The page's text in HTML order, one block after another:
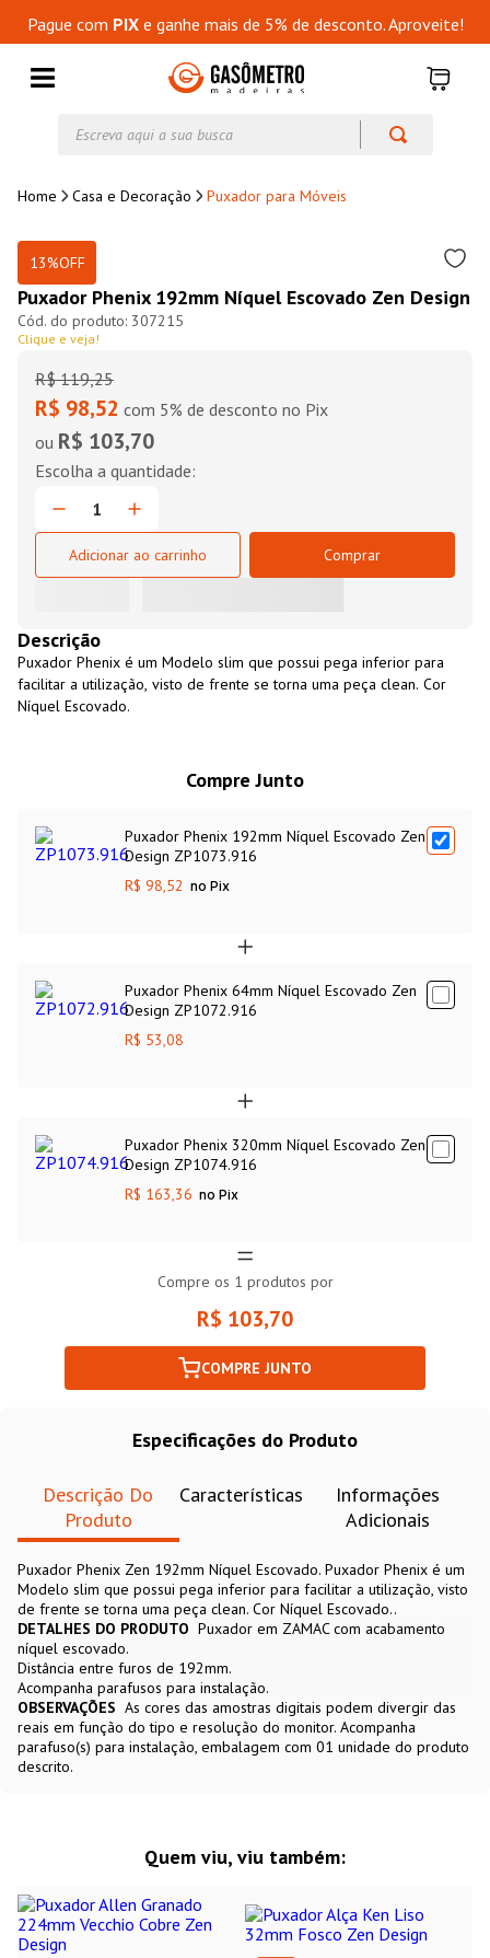
Pague com PIXe ganhe mais de 5% de desconto. Aproveite!
Casa e Decoração Puxador para Móveis
13%OFF
Puxador Phenix 192mm Níquel Escovado Zen Design
307215
Clique e veja!
R$ 119,25
R$ 98,52 com 5% de desconto no Pix
ou R$ 103,70
Adicionar ao carrinho Comprar
Descrição
Puxador Phenix é um Modelo slim que possui pega inferior para
facilitar a utilização, visto de frente se torna uma peça clean. Cor
Níquel Escovado.
Compre Junto
Puxador Phenix 192mm Níquel Escovado Zen
Design ZP1073.916
R$ 98,52 no Pix
Puxador Phenix 64mm Níquel Escovado Zen
Design ZP1072.916
R$ 53,08
Puxador Phenix 320mm Níquel Escovado Zen
Design ZP1074.916
R$ 163,36 no Pix
Compre os 1 produtos por
R$ 103,70
COMPRE JUNTO
Especificações do Produto
Descrição Do
Produto
Características
Informações
Adicionais
Puxador Phenix Zen 192mm Níquel Escovado. Puxador Phenix é um
Modelo slim que possui pega inferior para facilitar a utilização, visto
de frente se torna uma peça clean. Cor Níquel Escovado..
DETALHES DO PRODUTO Puxador em ZAMAC com acabamento
níquel escovado.
Distância entre furos de 192mm.
Acompanha parafusos para instalação.
OBSERVAÇÕES As cores das amostras digitais podem divergir das
reais em função do tipo e resolução do monitor. Acompanha
parafuso(s) para instalação, embalagem com 01 unidade do produto
descrito.
Quem viu, viu também: